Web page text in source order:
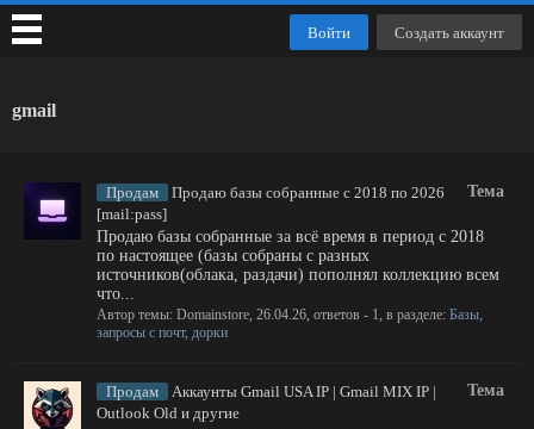
gmail
Тема
Продам
Продаю базы собранные с 2018 по 2026
[mail:pass]
Продаю базы собранные за всё время в период с 2018
по настоящее (базы собраны с разных
источников(облака, раздачи) пополнял коллекцию всем
что...
Автор темы: Domainstore, 26.04.26, ответов - 1, в разделе: Базы,
запросы с почт, дорки
Тема
Продам
Аккаунты Gmail USA IP | Gmail MIX IP |
Outlook Old и другие
Войти Создать аккаунт